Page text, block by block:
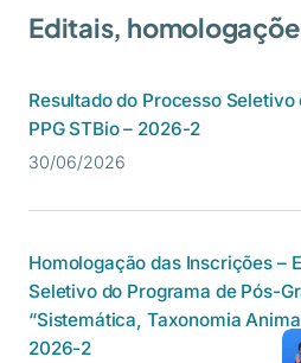
Editais,
Resultado do Processo
PPG STBio – 2026-2
30/06/2026
Homologação das Inscrições –
Seletivo do Programa de Pós-
“Sistemática, Taxonomia
2026-2